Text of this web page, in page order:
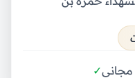
مجاني✓